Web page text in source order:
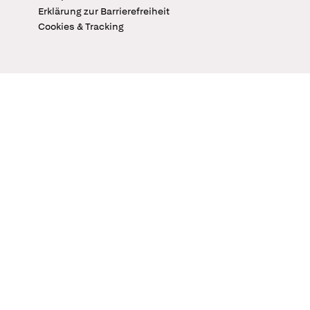
Erklärung zur Barrierefreiheit
Cookies & Tracking